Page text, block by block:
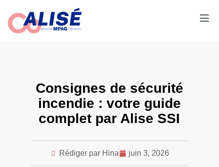
Consignes de sécurité
incendie : votre guide
complet par Alise SSI
Rédiger par Hina juin 3, 2026